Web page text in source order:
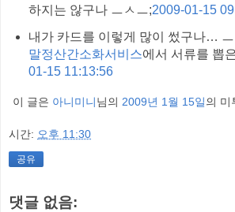
하지는 않구나 ㅡㅅㅡ;2009-01-15
내가 카드를 이렇게 많이 썼구나… ㅡ
말정산간소화서비스에서 서류를 뽑
01-15 11:13:56
이 글은 아니미니님의 2009년 1월 15일의 미
시간: 오후 11:30
공유
댓글 없음: